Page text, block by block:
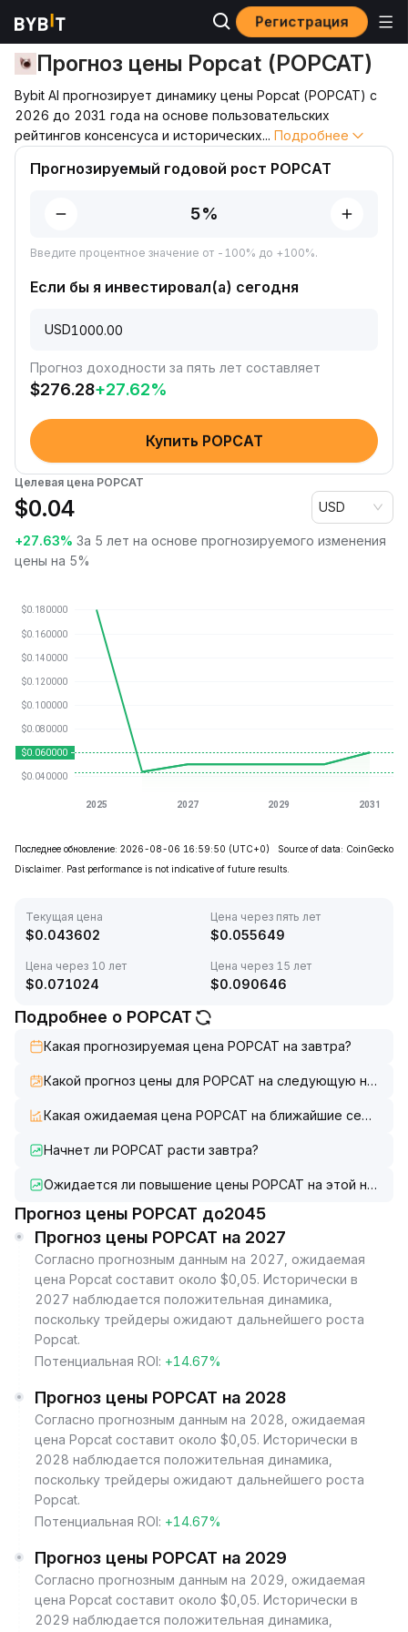
Регистрация
Прогноз цены Прогноз цены POPCAT
Прогноз цены Popcat (POPCAT)
Bybit AI прогнозирует динамику цены Popcat (POPCAT) с
2026 до 2031 года на основе пользовательских
рейтингов консенсуса и исторических... Подробнее
Прогнозируемый годовой рост POPCAT
Введите процентное значение от -100% до +100%.
Если бы я инвестировал(а) сегодня
USD
Прогноз доходности за пять лет составляет
$276.28+27.62%
Купить POPCAT
Целевая цена POPCAT
$0.04 USD
+27.63% За 5 лет на основе прогнозируемого изменения
цены на 5%
Последнее обновление: 2026-08-06 16:59:50 (UTC+0)
Source of data: CoinGecko
Disclaimer. Past performance is not indicative of future results.
Текущая цена
$0.043602
Цена через пять лет
$0.055649
Цена через 10 лет
$0.071024
Цена через 15 лет
$0.090646
Подробнее о POPCAT
Какая прогнозируемая цена POPCAT на завтра?
Какой прогноз цены для POPCAT на следующую
Какая ожидаемая цена POPCAT на ближайшие семь
Начнет ли POPCAT расти завтра?
Ожидается ли повышение цены POPCAT на этой
Прогноз цены POPCAT до2045
Прогноз цены POPCAT на 2027
Согласно прогнозным данным на 2027, ожидаемая
цена Popcat составит около $0,05. Исторически в
2027 наблюдается положительная динамика,
поскольку трейдеры ожидают дальнейшего роста
Popcat.
Потенциальная ROI: +14.67%
Прогноз цены POPCAT на 2028
Согласно прогнозным данным на 2028, ожидаемая
цена Popcat составит около $0,05. Исторически в
2028 наблюдается положительная динамика,
поскольку трейдеры ожидают дальнейшего роста
Popcat.
Потенциальная ROI: +14.67%
Прогноз цены POPCAT на 2029
Согласно прогнозным данным на 2029, ожидаемая
цена Popcat составит около $0,05. Исторически в
2029 наблюдается положительная динамика,